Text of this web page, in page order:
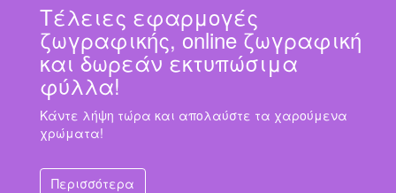
Τέλειες εφαρμογές
ζωγραφικής, online ζωγραφική
και δωρεάν εκτυπώσιμα
φύλλα!
Κάντε λήψη τώρα και απολαύστε τα χαρούμενα
χρώματα!
Περισσότερα